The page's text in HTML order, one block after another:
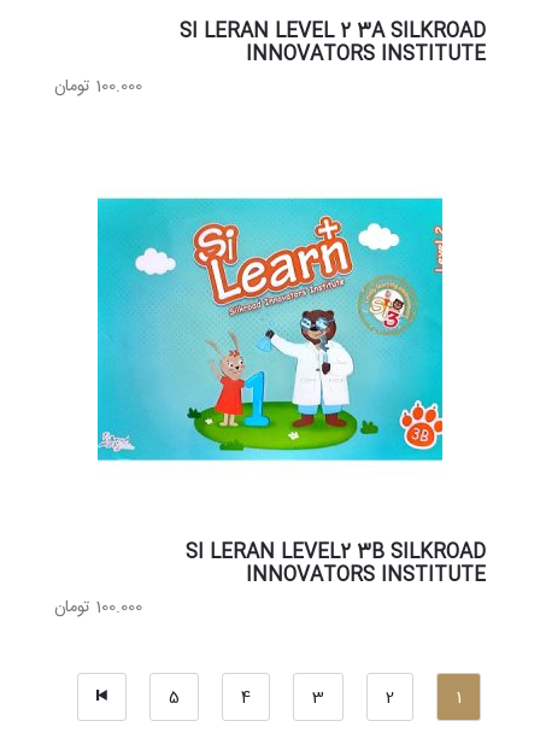
SI LERAN LEVEL 2 3A SILKROAD
INNOVATORS INSTITUTE
100.000 تومان
SI LERAN LEVEL2 3B SILKROAD
INNOVATORS INSTITUTE
100.000 تومان
1
2
3
4
5